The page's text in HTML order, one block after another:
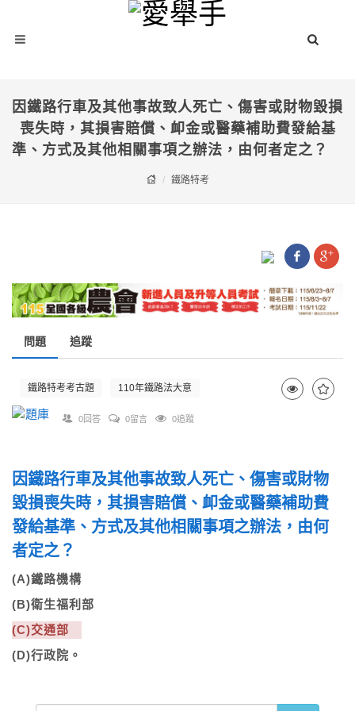
因鐵路行車及其他事故致人死亡、傷害或財物毀損
喪失時，其損害賠償、卹金或醫藥補助費發給基
準、方式及其他相關事項之辦法，由何者定之？
鐵路特考
問題 追蹤
鐵路特考考古題 110年鐵路法大意
0回答 0留言 0追蹤
因鐵路行車及其他事故致人死亡、傷害或財物
毀損喪失時，其損害賠償、卹金或醫藥補助費
發給基準、方式及其他相關事項之辦法，由何
者定之？
(A)鐵路機構
(B)衛生福利部
(C)交通部
(D)行政院。